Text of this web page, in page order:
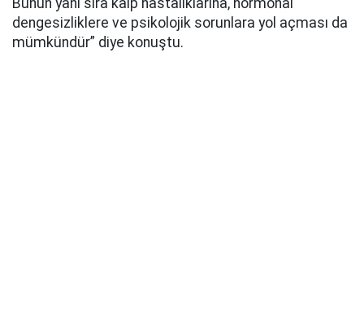
dengesizliklere ve psikolojik sorunlara yol açması da
mümkündür” diye konuştu.